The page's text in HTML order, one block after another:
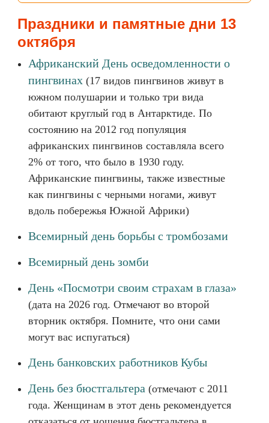
Праздники и памятные дни 13
октября
Африканский День осведомленности о
пингвинах (17 видов пингвинов живут в
южном полушарии и только три вида
обитают круглый год в Антарктиде. По
состоянию на 2012 год популяция
африканских пингвинов составляла всего
2% от того, что было в 1930 году.
Африканские пингвины, также известные
как пингвины с черными ногами, живут
вдоль побережья Южной Африки)
Всемирный день борьбы с тромбозами
Всемирный день зомби
День «Посмотри своим страхам в глаза»
(дата на 2026 год. Отмечают во второй
вторник октября. Помните, что они сами
могут вас испугаться)
День банковских работников Кубы
День без бюстгальтера (отмечают с 2011
года. Женщинам в этот день рекомендуется